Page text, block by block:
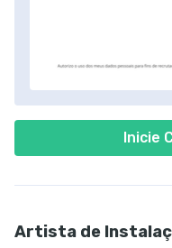
Inicie
Artista de